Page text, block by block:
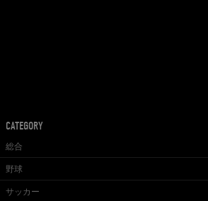
CATEGORY
総合
野球
サッカー